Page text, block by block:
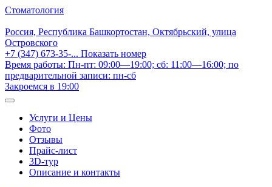
Стоматология
Россия, Республика Башкортостан, Октябрьский, улица
Островского
+7 (347) 673-35-... Показать номер
Время работы: Пн-пт: 09:00—19:00; сб: 11:00—16:00; по
предварительной записи: пн-сб
Закроемся в 19:00
Услуги и Цены
Фото
Отзывы
Прайс-лист
3D-тур
Описание и контакты